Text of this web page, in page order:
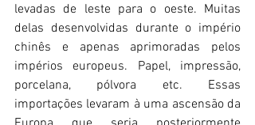
levadas de leste para o oeste. Muitas
delas desenvolvidas durante o império
chinês e apenas aprimoradas pelos
impérios europeus. Papel, impressão,
porcelana, pólvora etc. Essas
importações levaram à uma ascensão da